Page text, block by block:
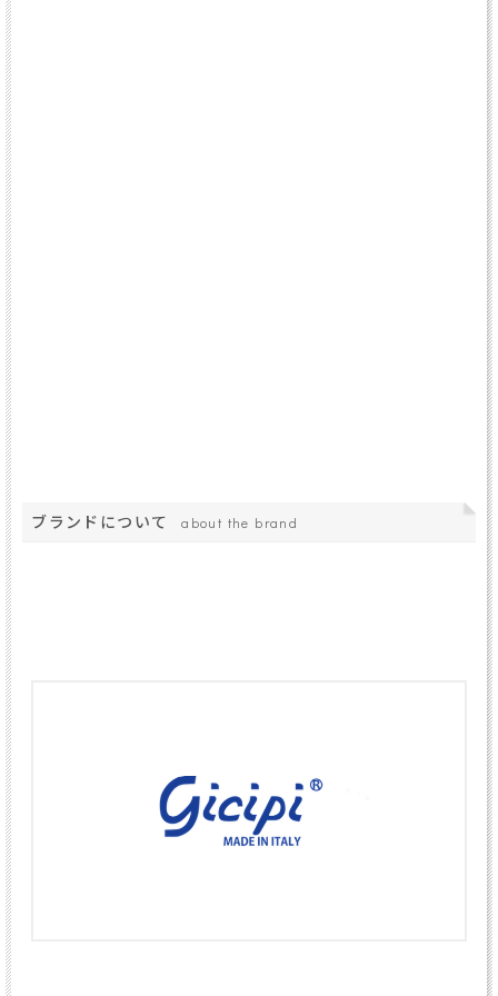
ブランドについて about the brand